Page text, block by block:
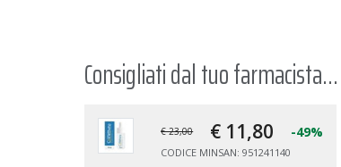
Consigliati dal tuo farmacista...
€ 23,00 € 11,80 -49%
CODICE MINSAN: 951241140